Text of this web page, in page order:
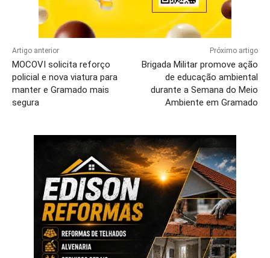
Artigo anterior
MOCOVI solicita reforço
policial e nova viatura para
manter e Gramado mais
segura
Próximo artigo
Brigada Militar promove ação
de educação ambiental
durante a Semana do Meio
Ambiente em Gramado